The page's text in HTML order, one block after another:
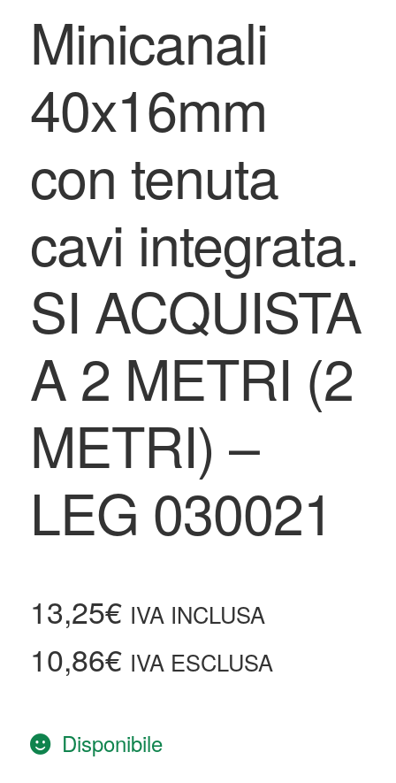
Minicanali
40x16mm
con tenuta
cavi integrata.
SI ACQUISTA
A 2 METRI (2
METRI) –
LEG 030021
13,25€ IVA INCLUSA
10,86€ IVA ESCLUSA
Disponibile